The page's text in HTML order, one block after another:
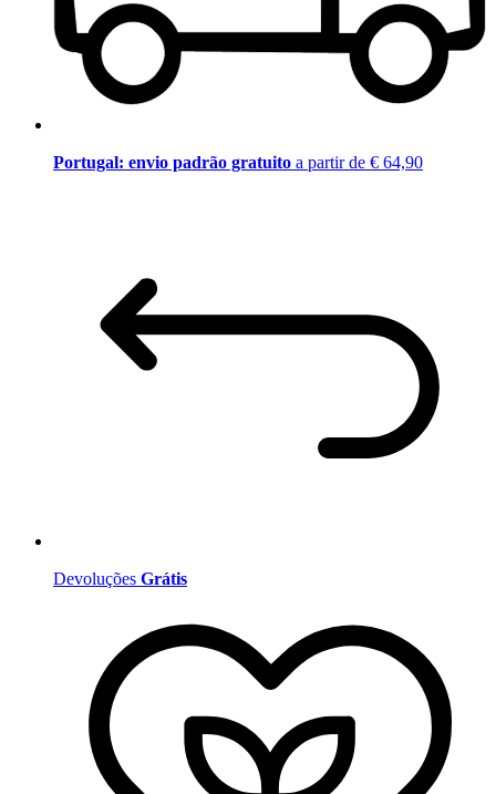
Portugal: envio padrão gratuito a partir de € 64,90
Devoluções Grátis